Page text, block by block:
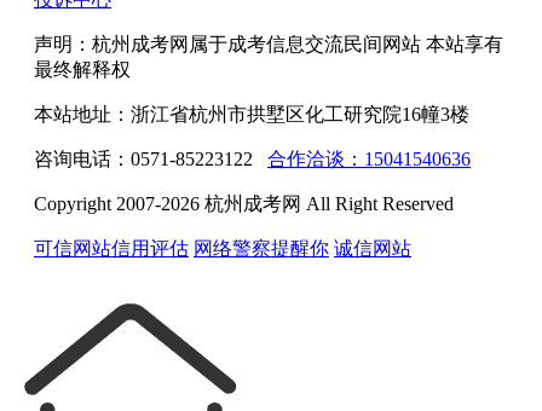
声明：杭州成考网属于成考信息交流民间网站 本站享有
最终解释权
本站地址：浙江省杭州市拱墅区化工研究院16幢3楼
咨询电话：0571-85223122 合作洽谈：15041540636
Copyright 2007-2026 杭州成考网 All Right Reserved
可信网站信用评估 网络警察提醒你 诚信网站